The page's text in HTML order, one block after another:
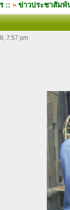
:: » ข่าวประชาสัมพั
7:57 pm